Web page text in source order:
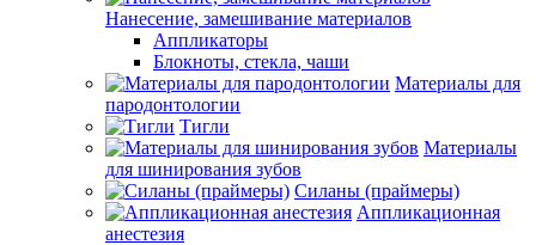
Нанесение, замешивание материалов
Аппликаторы
Блокноты, стекла, чаши
Материалы для
пародонтологии
Тигли
Материалы
для шинирования зубов
Силаны (праймеры)
Аппликационная
анестезия